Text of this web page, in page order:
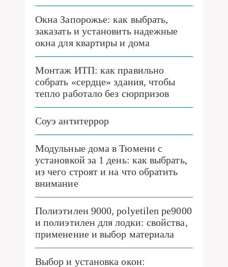
Окна Запорожье: как выбрать,
заказать и установить надежные
окна для квартиры и дома
Монтаж ИТП: как правильно
собрать «сердце» здания, чтобы
тепло работало без сюрпризов
Соуэ антитеррор
Модульные дома в Тюмени с
установкой за 1 день: как выбрать,
из чего строят и на что обратить
внимание
Полиэтилен 9000, polyetilen pe9000
и полиэтилен для лодки: свойства,
применение и выбор материала
Выбор и установка окон: